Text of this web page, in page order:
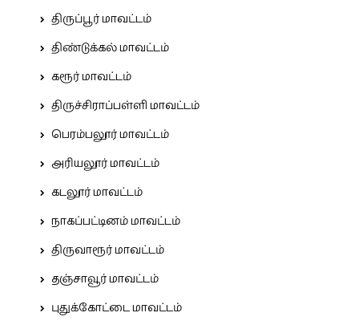
திருப்பூர் மாவட்டம்
திண்டுக்கல் மாவட்டம்
கரூர் மாவட்டம்
திருச்சிராப்பள்ளி மாவட்டம்
பெரம்பலூர் மாவட்டம்
அரியலூர் மாவட்டம்
கடலூர் மாவட்டம்
நாகப்பட்டினம் மாவட்டம்
திருவாரூர் மாவட்டம்
தஞ்சாவூர் மாவட்டம்
புதுக்கோட்டை மாவட்டம்